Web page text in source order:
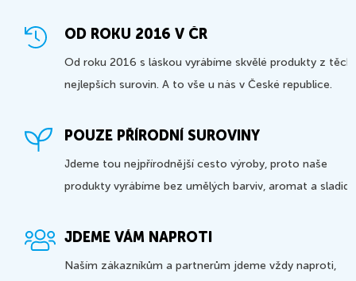
OD ROKU 2016 V ČR
Od roku 2016 s láskou vyrábíme skvělé produkty z těch
nejlepších surovin. A to vše u nás v České republice.
POUZE PŘÍRODNÍ SUROVINY
Jdeme tou nejpřírodnější cesto výroby, proto naše
produkty vyrábíme bez umělých barviv, aromat a
JDEME VÁM NAPROTI
Naším zákazníkům a partnerům jdeme vždy naproti,